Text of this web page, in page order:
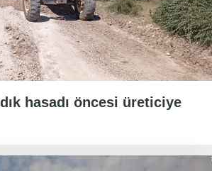
hasadı öncesi üreticiye